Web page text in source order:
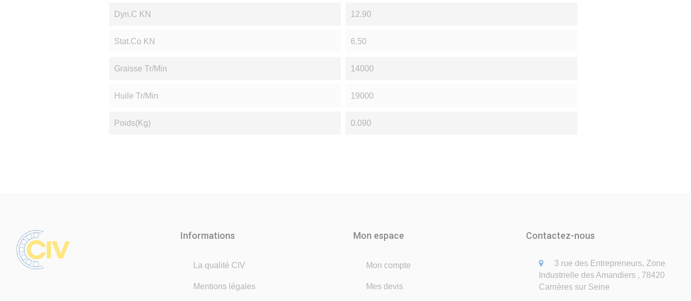
Dyn.C KN 12.90
Stat.Co KN 6.50
Graisse Tr/min 14000
Huile Tr/min 19000
Poids(Kg) 0.090
Informations
La qualité CIV
Mentions légales
Mon espace
Mon compte
Mes devis
Contactez-nous
3 rue des Entrepreneurs, Zone
Industrielle des Amandiers , 78420
Carrières sur Seine